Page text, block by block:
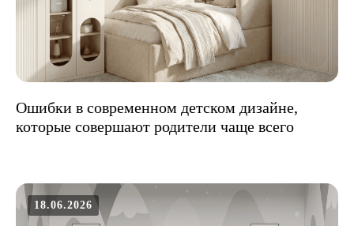
Ошибки в современном детском дизайне,
которые совершают родители чаще всего
18.06.2026